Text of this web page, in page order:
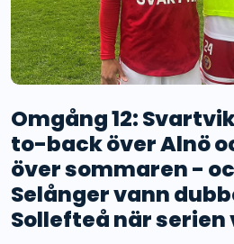
Omgång 12:
to-back över Alnö
över sommaren -
Selånger vann
Sollefteå när serien